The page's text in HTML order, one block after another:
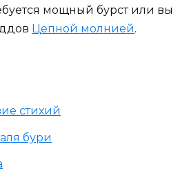
мощный бурст или вы
Цепной молнией.
стихий
бури